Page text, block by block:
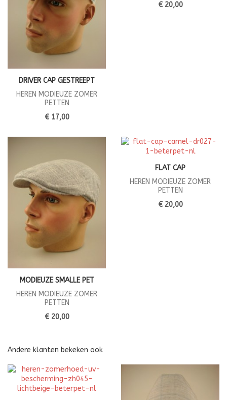
DRIVER CAP GESTREEPT
HEREN MODIEUZE ZOMER
PETTEN
€ 17,00
€ 20,00
MODIEUZE SMALLE PET
HEREN MODIEUZE ZOMER
PETTEN
€ 20,00
FLAT CAP
HEREN MODIEUZE ZOMER
PETTEN
€ 20,00
Andere klanten bekeken ook